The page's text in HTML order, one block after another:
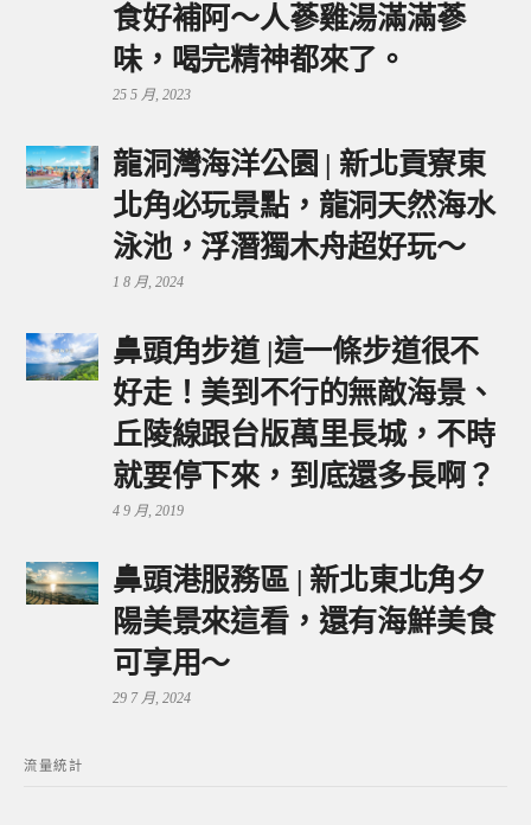
食好補阿～人蔘雞湯滿滿蔘
味，喝完精神都來了。
25 5 月, 2023
龍洞灣海洋公園 | 新北貢寮東
北角必玩景點，龍洞天然海水
泳池，浮潛獨木舟超好玩～
1 8 月, 2024
鼻頭角步道 |這一條步道很不
好走！美到不行的無敵海景、
丘陵線跟台版萬里長城，不時
就要停下來，到底還多長啊？
4 9 月, 2019
鼻頭港服務區 | 新北東北角夕
陽美景來這看，還有海鮮美食
可享用～
29 7 月, 2024
流量統計